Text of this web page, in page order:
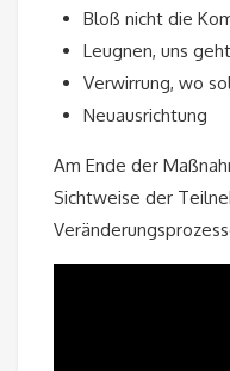
Bloß nicht die
Leugnen, uns
Verwirrung, wo
Neuausrichtung
Am Ende der
Sichtweise der